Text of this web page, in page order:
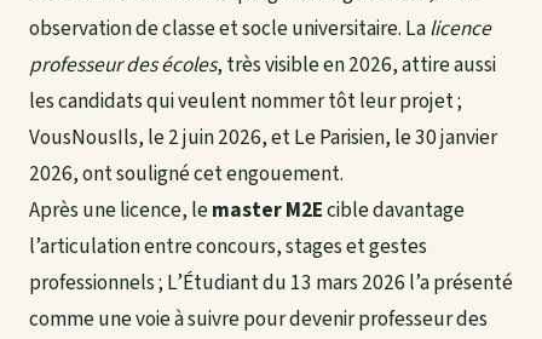
observation de classe et socle universitaire. Lalicence
professeur des écoles, très visible en 2026, attire aussi
les candidats qui veulent nommer tôt leur projet ;
VousNousIls, le 2 juin 2026, et Le Parisien, le 30 janvier
2026, ont souligné cet engouement.
Après une licence, lemaster M2Ecible davantage
l’articulation entre concours, stages et gestes
professionnels ; L’Étudiant du 13 mars 2026 l’a présenté
comme une voie à suivre pour devenir professeur des